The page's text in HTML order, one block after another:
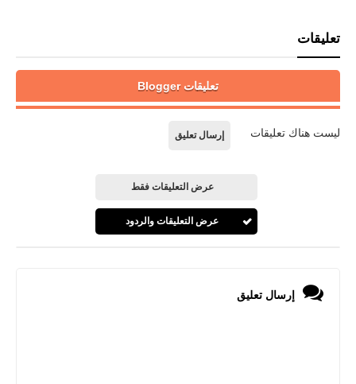
تعليقات
تعليقات Blogger
ليست هناك تعليقات إرسال تعليق
عرض التعليقات فقط
عرض التعليقات والردود
إرسال تعليق